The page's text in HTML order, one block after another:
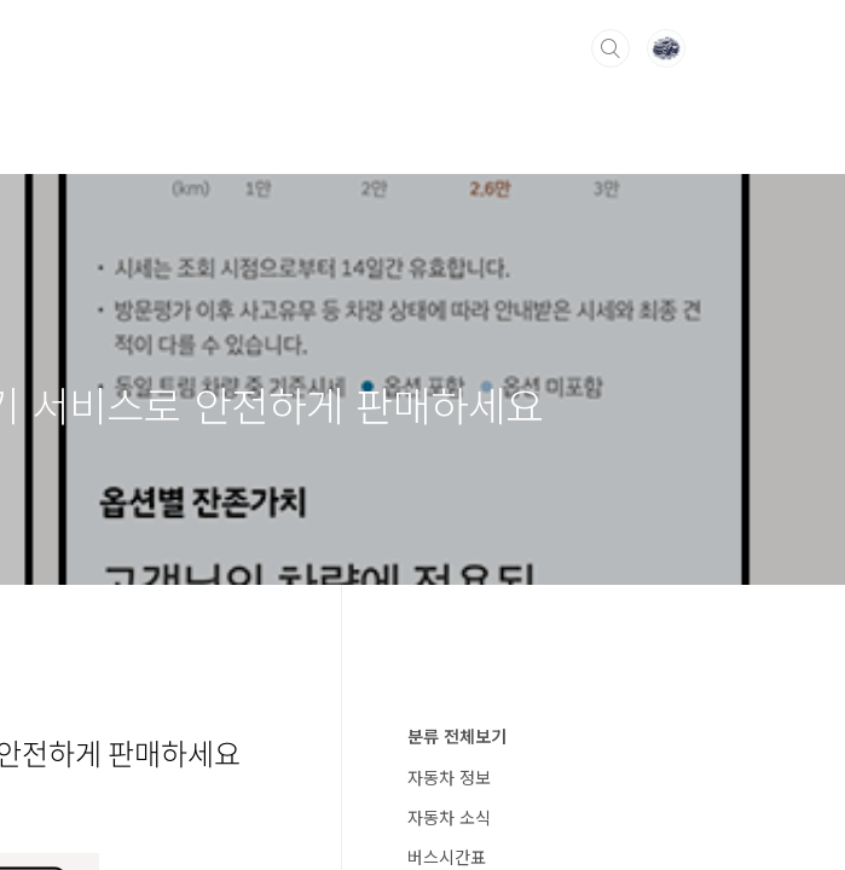
서비스로 안전하게 판매하세요
전하게 판매하세요
분류 전체보기
자동차 정보
자동차 소식
버스시간표